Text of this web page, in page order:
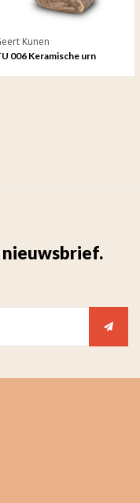
Kunen
006 Keramische urn
nieuwsbrief.